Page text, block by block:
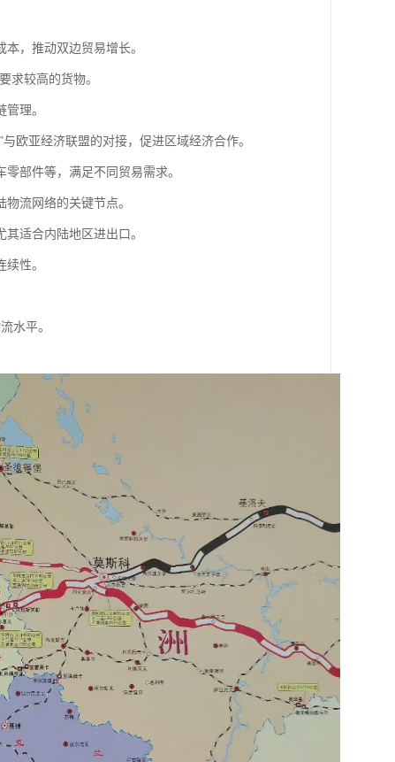
，推动双边贸易增长。
求较高的货物。
理。
欧亚经济联盟的对接，促进区域经济合作。
部件等，满足不同贸易需求。
流网络的关键节点。
适合内陆地区进出口。
性。
水平。